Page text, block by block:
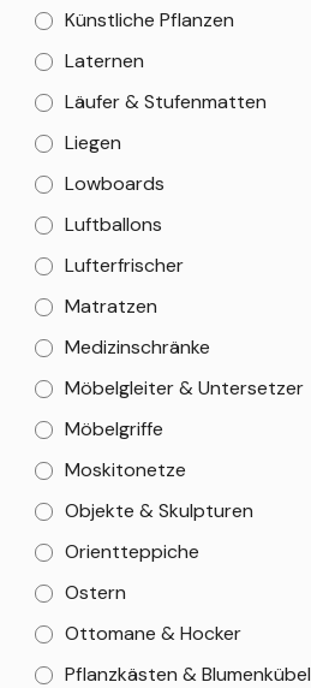
Künstliche Pflanzen
Laternen
Läufer & Stufenmatten
Liegen
Lowboards
Luftballons
Lufterfrischer
Matratzen
Medizinschränke
Möbelgleiter & Untersetzer
Möbelgriffe
Moskitonetze
Objekte & Skulpturen
Orientteppiche
Ostern
Ottomane & Hocker
Pflanzkästen & Blumenkübel